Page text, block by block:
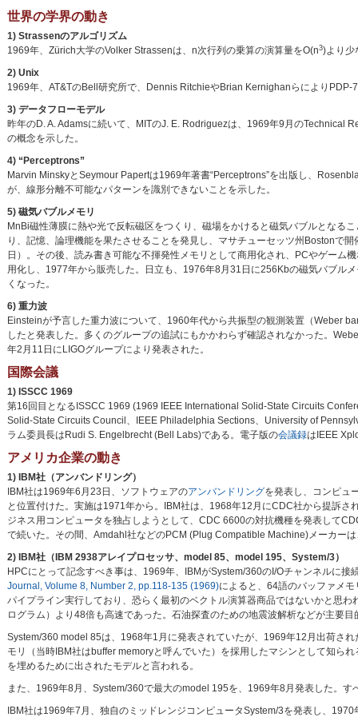
世界の学界の動き
1) Strassenのアルゴリズム
1969年、Zürich大学のVolker Strassenは、n次行列の乗算の演算量をO(n3)より少
2) Unix
1969年、AT&TのBell研究所で、Dennis RitchieやBrian Kernighanらにより
3) データフローモデル
昨年のD. A. Adamsに続いて、MITのJ. E. Rodriguezは、1969年9月のTechnical
の概念を示した。
4) “Perceptrons”
Marvin MinskyとSeymour Papertは1969年著書“Perceptrons”を出版し、
が、線形分離不可能なパターンを識別できないことを示した。
5) 磁気バブルメモリ
MnBi磁性薄膜に熱や光で反転磁区をつくり、磁場をかけると磁気バブルとなる
り、記憶、論理機能を果たさせることを発見し、マサチューセッツ州Bostonで
日）。その後、読み書き可能な不揮発性メモリとして商用化され、PCやゲーム
用化し、1977年から販売した。日立も、1976年8月31日に256Kbの磁気バブル
くなった。
6) 重力波
Einsteinが予言した重力波について、1960年代から共振型の観測装置（Weber
したと発表した。多くのグループの追試にもかかわらず確認されなかった。
年2月11日にLIGOグループにより発表された。
国際会議
1) ISSCC 1969
第16回目となるISSCC 1969 (1969 IEEE International Solid-State Circuits
Solid-State Circuits Council、IEEE Philadelphia Sections、University of
ラム委員長はRudi S. Engelbrecht (Bell Labs)である。電子版の会議録はIEEE
アメリカ企業の動き
1) IBM社（アンバンドリング）
IBM社は1969年6月23日、ソフトウェアのアンバンドリングを発表し、コンピュ
と位置付けた。実施は1971年から。IBM社は、1968年12月にCDC社から提訴
ジネス用コンピュータを独占しようとして、CDC 6600の対抗機種を発表して
で続いた。その間、Amdahl社などのPCM (Plug Compatible Machine)メーカー
2) IBM社（IBM 2938アレイプロセッサ、model 85、model 195、System/3）
HPCにとって記念すべき事は、1969年、IBMがSystem/360のI/Oチャンネルに
Journal, Volume 8, Number 2, pp.118-135 (1969)によると、64語のバッファメ
パイプライン実行しており、恐らく最初のベクトル演算器商品ではないかと思
ログラム）より48倍も高速であった。石油探査のための地震波解析などが主要
System/360 model 85は、1968年1月に発表されていたが、1969年12月出荷さ
モリ（当時IBM社はbuffer memoryと呼んでいた）を採用したマシンとして知ら
を埋めるために出されたモデルと言われる。
また、1969年8月、System/360で最大のmodel 195を、1969年8月発表した。
IBM社は1969年7月、独自のミッドレンジコンピュータSystem/3を発表し、